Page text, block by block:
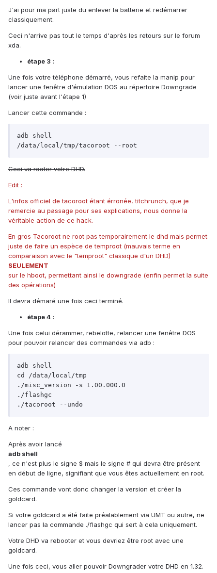
J'ai pour ma part juste du enlever la batterie et redémarrer
classiquement.
Ceci n'arrive pas tout le temps d'après les retours sur le forum
xda.
étape 3 :
Une fois votre téléphone démarré, vous refaite la manip pour
lancer une fenêtre d'émulation DOS au répertoire Downgrade
(voir juste avant l'étape 1)
Lancer cette commande :
adb shell
Ceci va rooter votre DHD.
Edit :
L'infos officiel de tacoroot étant érronée, titchrunch, que je
remercie au passage pour ses explications, nous donne la
véritable action de ce hack.
En gros Tacoroot ne root pas temporairement le dhd mais permet
juste de faire un espèce de temproot (mauvais terme en
comparaison avec le "temproot" classique d'un DHD)
SEULEMENT
sur le hboot, permettant ainsi le downgrade (enfin permet la suite
des opérations)
Il devra démaré une fois ceci terminé.
étape 4 :
Une fois celui dérammer, rebelotte, relancer une fenêtre DOS
pour pouvoir relancer des commandes via adb :
adb shell
cd /data/local/tmp
./misc_version -s 1.00.000.0
./flashgc
A noter :
Après avoir lancé
adb shell
, ce n'est plus le signe $ mais le signe # qui devra être présent
en début de ligne, signifiant que vous êtes actuellement en root.
Ces commande vont donc changer la version et créer la
goldcard.
Si votre goldcard a été faite préalablement via UMT ou autre, ne
lancer pas la commande ./flashgc qui sert à cela uniquement.
Votre DHD va rebooter et vous devriez être root avec une
goldcard.
Une fois ceci, vous aller pouvoir Downgrader votre DHD en 1.32.